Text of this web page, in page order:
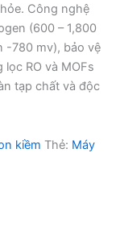
Công nghệ
(600 – 1,800
-780 mv), bảo vệ
RO và MOFs
tạp chất và độc
kiềm Thẻ: Máy